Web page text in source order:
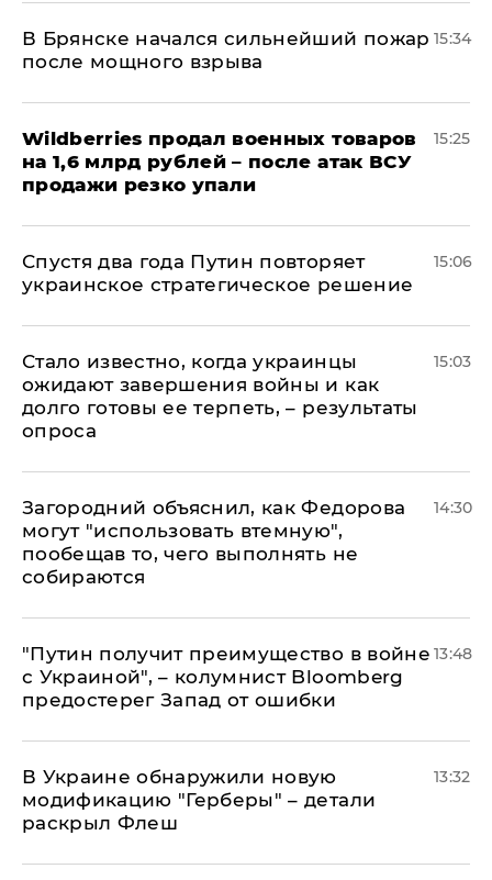
В Брянске начался сильнейший пожар
после мощного взрыва
15:34
​Wildberries продал военных товаров
на 1,6 млрд рублей – после атак ВСУ
продажи резко упали
15:25
Спустя два года Путин повторяет
украинское стратегическое решение
15:06
Стало известно, когда украинцы
ожидают завершения войны и как
долго готовы ее терпеть, – результаты
опроса
15:03
Загородний объяснил, как Федорова
могут "использовать втемную",
пообещав то, чего выполнять не
собираются
14:30
"Путин получит преимущество в войне
с Украиной", – колумнист Bloomberg
предостерег Запад от ошибки
13:48
В Украине обнаружили новую
модификацию "Герберы" – детали
раскрыл Флеш
13:32